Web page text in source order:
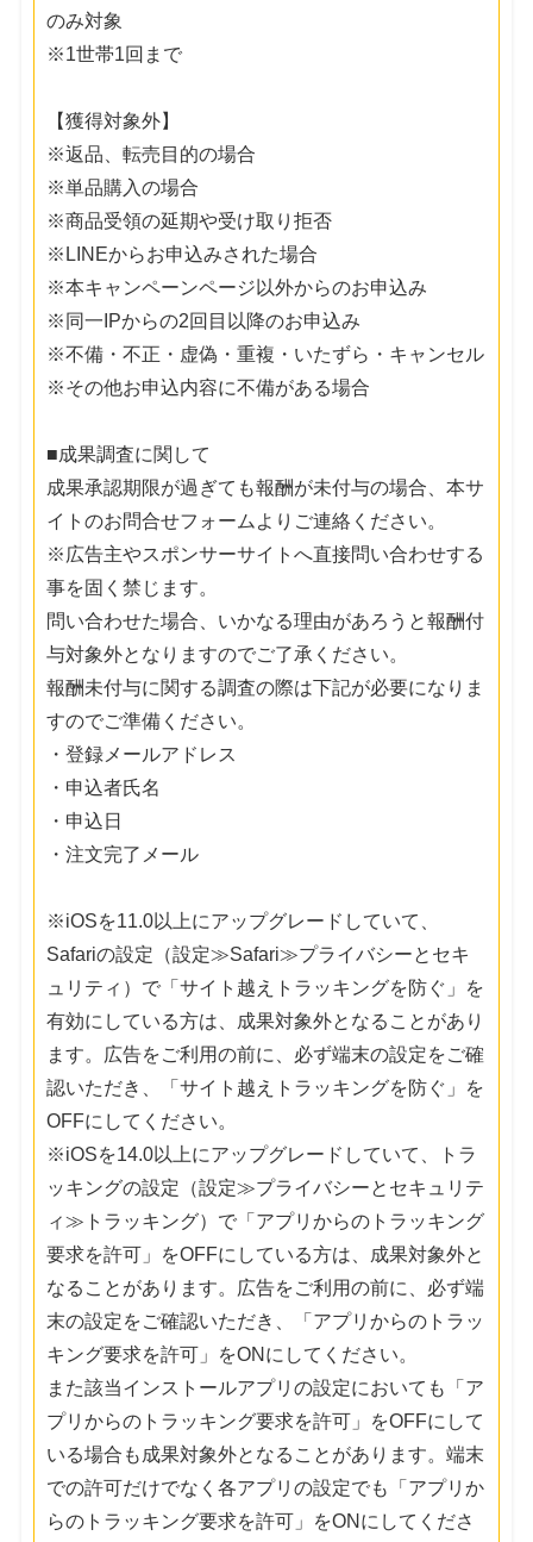
のみ対象
※1世帯1回まで
【獲得対象外】
※返品、転売目的の場合
※単品購入の場合
※商品受領の延期や受け取り拒否
※LINEからお申込みされた場合
※本キャンペーンページ以外からのお申込み
※同一IPからの2回目以降のお申込み
※不備・不正・虚偽・重複・いたずら・キャンセル
※その他お申込内容に不備がある場合
■成果調査に関して
成果承認期限が過ぎても報酬が未付与の場合、本サ
イトのお問合せフォームよりご連絡ください。
※広告主やスポンサーサイトへ直接問い合わせする
事を固く禁じます。
問い合わせた場合、いかなる理由があろうと報酬付
与対象外となりますのでご了承ください。
報酬未付与に関する調査の際は下記が必要になりま
すのでご準備ください。
・登録メールアドレス
・申込者氏名
・申込日
・注文完了メール
※iOSを11.0以上にアップグレードしていて、
Safariの設定（設定≫Safari≫プライバシーとセキ
ュリティ）で「サイト越えトラッキングを防ぐ」を
有効にしている方は、成果対象外となることがあり
ます。広告をご利用の前に、必ず端末の設定をご確
認いただき、「サイト越えトラッキングを防ぐ」を
OFFにしてください。
※iOSを14.0以上にアップグレードしていて、トラ
ッキングの設定（設定≫プライバシーとセキュリテ
ィ≫トラッキング）で「アプリからのトラッキング
要求を許可」をOFFにしている方は、成果対象外と
なることがあります。広告をご利用の前に、必ず端
末の設定をご確認いただき、「アプリからのトラッ
キング要求を許可」をONにしてください。
また該当インストールアプリの設定においても「ア
プリからのトラッキング要求を許可」をOFFにして
いる場合も成果対象外となることがあります。端末
での許可だけでなく各アプリの設定でも「アプリか
らのトラッキング要求を許可」をONにしてくださ